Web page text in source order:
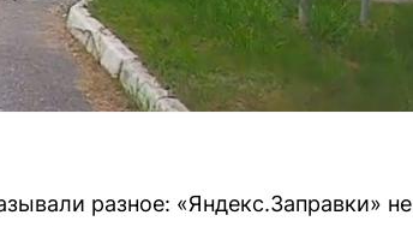
разное: «Яндекс.Заправки» не